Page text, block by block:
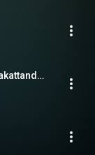
私じゃなかったんだね。 - Watashijyanakattandane.